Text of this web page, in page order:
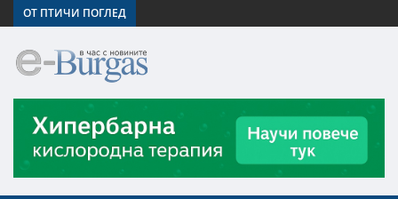
ОТ ПТИЧИ ПОГЛЕД